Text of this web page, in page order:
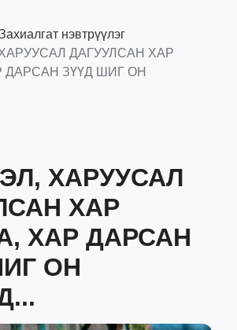
нэвтрүүлэг
ДАГУУЛСАН ХАР
ДАРСАН ЗҮҮД ШИГ ОН
ХАРУУСАЛ
ХАР
ХАР ДАРСАН
ОН